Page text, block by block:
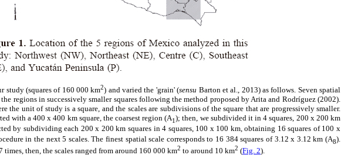
study (squares of 160 000 km2) and varied the 'grain' (sensu Barton et al., 2013) as follows. Seven spatial
regions in successively smaller squares following the method proposed by Arita and Rodríguez (2002).
the unit of study is a square, and the scales are subdivisions of the square that are progressively smaller.
with a 400 x 400 km square, the coarsest region (A1); then, we subdivided it in 4 squares, 200 x 200 km
by subdividing each 200 x 200 km squares in 4 squares, 100 x 100 km, obtaining 16 squares of 100 x
in the next 5 scales. The finest spatial scale corresponds to 16 384 squares of 3.12 x 3.12 km (A8).
then, the scales ranged from around 160 000 km2 to around 10 km2 (Fig. 2).